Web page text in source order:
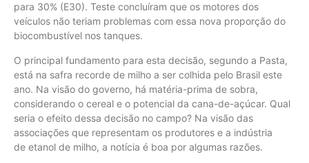
para 30% (E30). Teste concluíram que os motores dos
veículos não teriam problemas com essa nova proporção do
biocombustível nos tanques.
O principal fundamento para esta decisão, segundo a Pasta,
está na safra recorde de milho a ser colhida pelo Brasil este
ano. Na visão do governo, há matéria-prima de sobra,
considerando o cereal e o potencial da cana-de-açúcar. Qual
seria o efeito dessa decisão no campo? Na visão das
associações que representam os produtores e a indústria
de etanol de milho, a notícia é boa por algumas razões.